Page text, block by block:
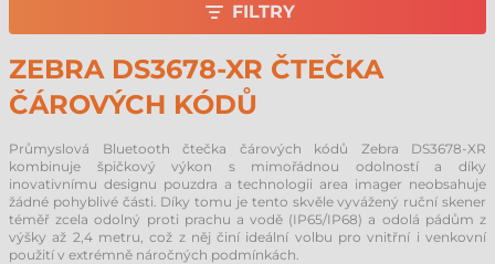
ZEBRA DS3678-XR ČTEČKA
ČÁROVÝCH KÓDŮ
Průmyslová Bluetooth čtečka čárových kódů Zebra DS3678-XR
kombinuje špičkový výkon s mimořádnou odolností a díky
inovativnímu designu pouzdra a technologii area imager neobsahuje
žádné pohyblivé části. Díky tomu je tento skvěle vyvážený ruční skener
téměř zcela odolný proti prachu a vodě (IP65/IP68) a odolá pádům z
výšky až 2,4 metru, což z něj činí ideální volbu pro vnitřní i venkovní
použití v extrémně náročných podmínkách.
FILTRY